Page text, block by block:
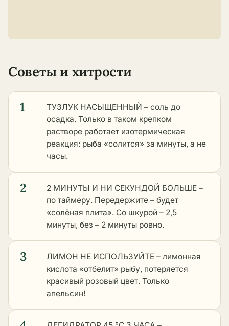
Советы и хитрости
1
ТУЗЛУК НАСЫЩЕННЫЙ – соль до
осадка. Только в таком крепком
растворе работает изотермическая
реакция: рыба «солится» за минуты, а не
часы.
2
2 МИНУТЫ И НИ СЕКУНДОЙ БОЛЬШЕ –
по таймеру. Передержите – будет
«солёная плита». Со шкурой – 2,5
минуты, без – 2 минуты ровно.
3
ЛИМОН НЕ ИСПОЛЬЗУЙТЕ – лимонная
кислота «отбелит» рыбу, потеряется
красивый розовый цвет. Только
апельсин!